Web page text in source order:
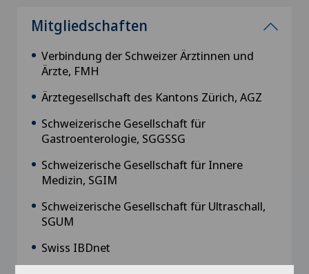
Mitgliedschaften
Verbindung der Schweizer Ärztinnen und
Ärzte, FMH
Ärztegesellschaft des Kantons Zürich, AGZ
Schweizerische Gesellschaft für
Gastroenterologie, SGGSSG
Schweizerische Gesellschaft für Innere
Medizin, SGIM
Schweizerische Gesellschaft für Ultraschall,
SGUM
Swiss IBDnet